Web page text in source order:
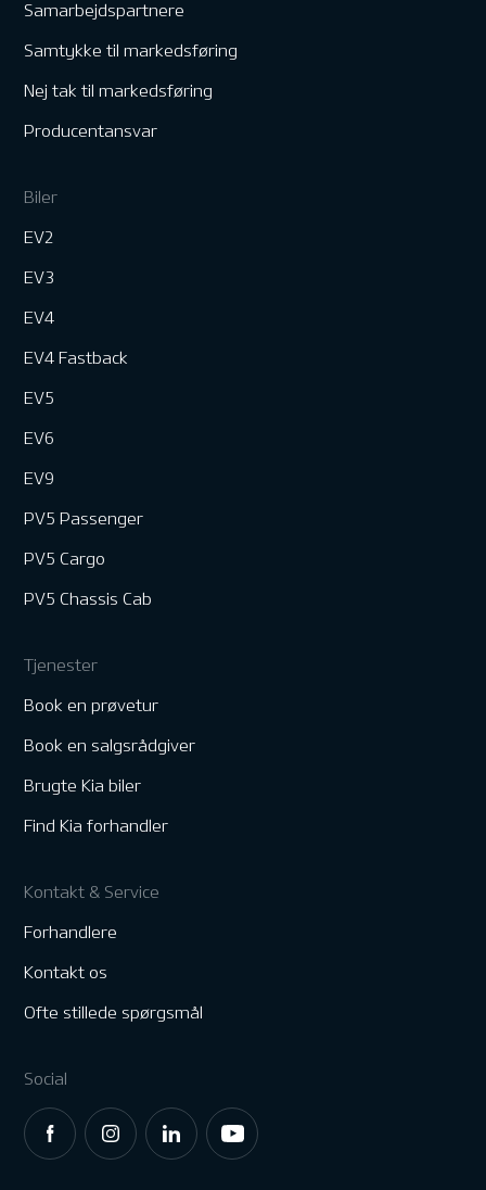
Samarbejdspartnere
Samtykke til markedsføring
Nej tak til markedsføring
Producentansvar
Biler
EV2
EV3
EV4
EV4 Fastback
EV5
EV6
EV9
PV5 Passenger
PV5 Cargo
PV5 Chassis Cab
Tjenester
Book en prøvetur
Book en salgsrådgiver
Brugte Kia biler
Find Kia forhandler
Kontakt & Service
Forhandlere
Kontakt os
Ofte stillede spørgsmål
Social